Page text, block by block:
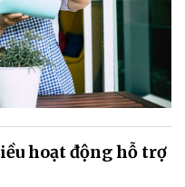
hoạt động hỗ trợ